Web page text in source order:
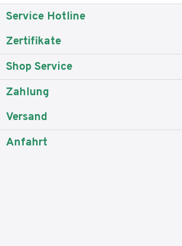
Service Hotline
Zertifikate
Shop Service
Zahlung
Versand
Anfahrt